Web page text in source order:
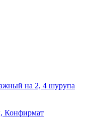
на 2, 4 шурупа
Конфирмат